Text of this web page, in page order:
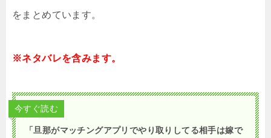
をまとめています。
※ネタバレを含みます。
今すぐ読む
「旦那がマッチングアプリでやり取りしてる相手は嫁で